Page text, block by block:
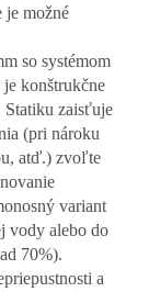
je možné
so systémom
konštrukčne
Statiku zaisťuje
(pri nároku
atď.) zvoľte
variant
vody alebo do
70%).
a